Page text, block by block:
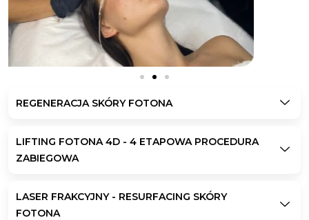
REGENERACJA SKÓRY FOTONA
LIFTING FOTONA 4D - 4 ETAPOWA PROCEDURA
ZABIEGOWA
LASER FRAKCYJNY - RESURFACING SKÓRY
FOTONA